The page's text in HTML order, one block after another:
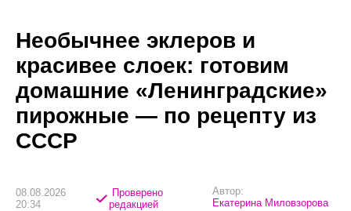
Необычнее эклеров и
красивее слоек: готовим
домашние «Ленинградские»
пирожные — по рецепту из
СССР
08.08.2026
20:34
Проверено
редакцией
Автор:
Екатерина Миловзорова